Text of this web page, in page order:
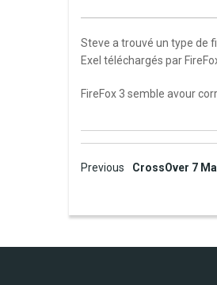
Steve a trouvé un type de
Exel téléchargés par
FireFox 3 semble avour
Post
Previous CrossOver 7